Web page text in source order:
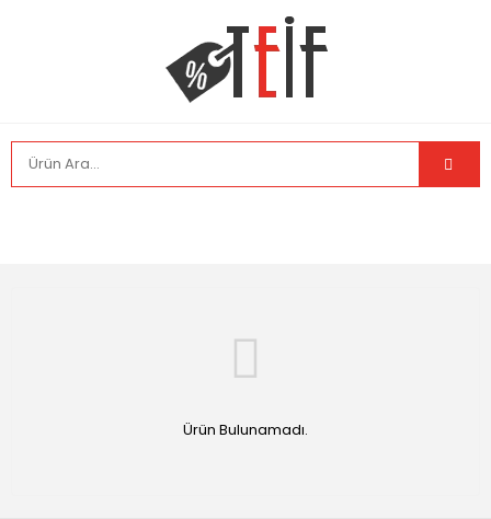
Ürün Bulunamadı.